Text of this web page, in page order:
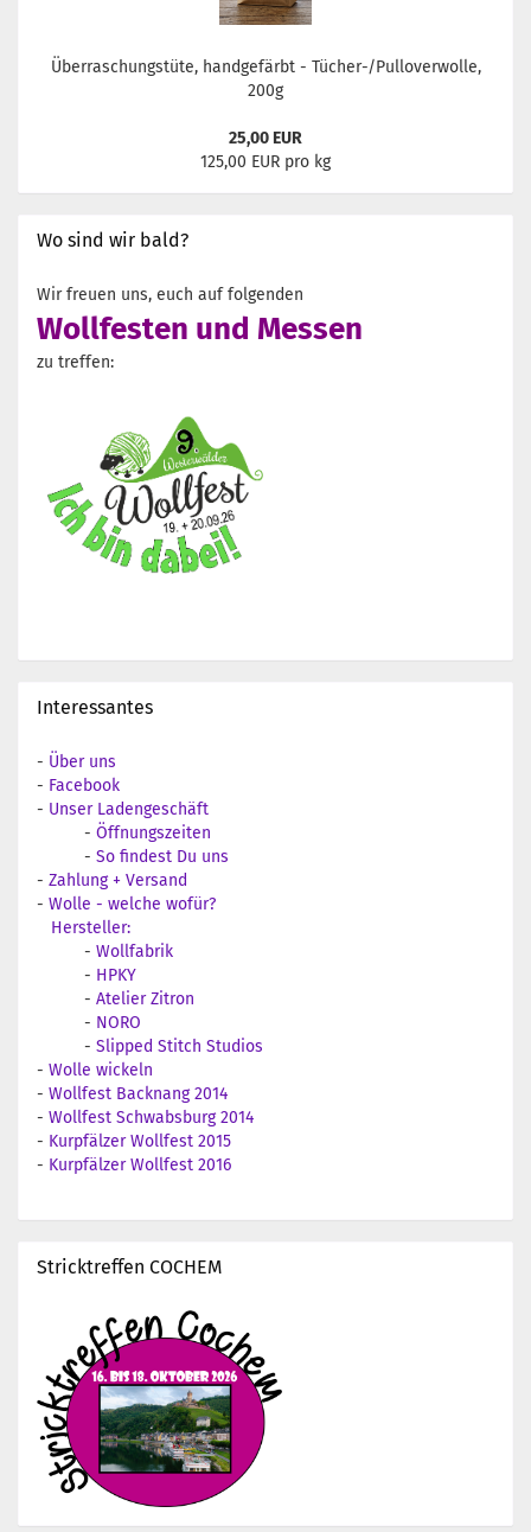
Überraschungstüte, handgefärbt - Tücher-/Pulloverwolle,
200g
25,00 EUR
125,00 EUR pro kg
Wo sind wir bald?
Wir freuen uns, euch auf folgenden
Wollfesten und Messen
zu treffen:
Interessantes
- Über uns
- Facebook
- Unser Ladengeschäft
- Öffnungszeiten
- So findest Du uns
- Zahlung + Versand
- Wolle - welche wofür?
Hersteller:
- Wollfabrik
- HPKY
- Atelier Zitron
- NORO
- Slipped Stitch Studios
- Wolle wickeln
- Wollfest Backnang 2014
- Wollfest Schwabsburg 2014
- Kurpfälzer Wollfest 2015
- Kurpfälzer Wollfest 2016
Stricktreffen COCHEM